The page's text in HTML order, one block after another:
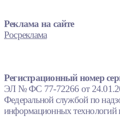
Реклама на сайте
Росреклама
Регистрационный номер
ЭЛ № ФС 77-72266 от
Федеральной службой по
информационных технологий